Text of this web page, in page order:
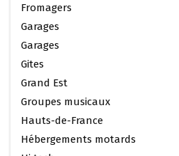
Fromagers
Garages
Garages
Gites
Grand Est
Groupes musicaux
Hauts-de-France
Hébergements motards